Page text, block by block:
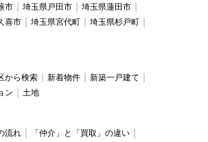
市 埼玉県戸田市
埼玉県蓮田市
喜市 埼玉県宮代町
埼玉県杉戸町
から検索 新着物件
新築一戸建て
ン 土地
流れ
「仲介」と「買取」の違い